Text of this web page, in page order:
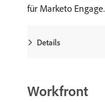
für Marketo Engage.
Details
Workfront